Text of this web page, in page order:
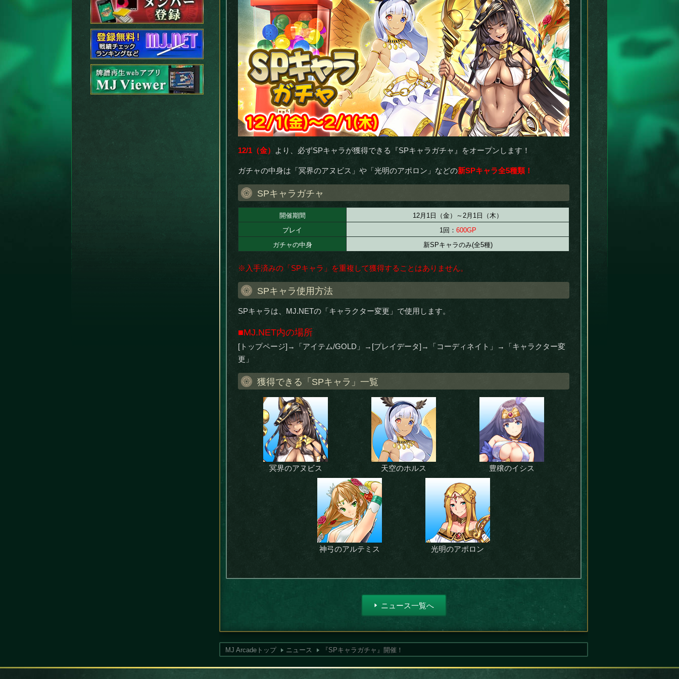
12/1（金） より、必ずSPキャラが獲得できる『SPキャラガチャ』をオープンします！
ガチャの中身は「冥界のアヌビス」や「光明のアポロン」などの新SPキャラ全5種類！
SPキャラガチャ
開催期間
12月1日（金）～2月1日（木）
プレイ
1回： 600GP
ガチャの中身
新SPキャラのみ(全5種)
※入手済みの「SPキャラ」を重複して獲得することはありません。
SPキャラ使用方法
SPキャラは、MJ.NETの「キャラクター変更」で使用します。
■MJ.NET内の場所
[トップページ]→「アイテム/GOLD」→[プレイデータ]→「コーディネイト」→「キャラクター変
更」
獲得できる「SPキャラ」一覧
冥界のアヌビス 天空のホルス 豊穣のイシス
神弓のアルテミス 光明のアポロン
ニュース一覧へ
MJ Arcadeトップ ニュース 『SPキャラガチャ』開催！